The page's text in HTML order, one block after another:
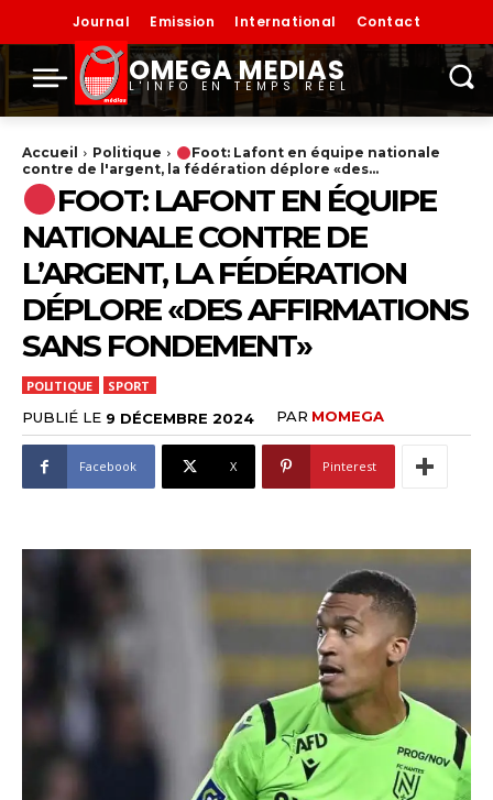
Journal Emission International Contact
OMEGA MEDIAS
L'INFO EN TEMPS RÉEL
Accueil Politique
Foot: Lafont en équipe nationale
contre de l'argent, la fédération déplore «des...
FOOT: LAFONT EN ÉQUIPE
NATIONALE CONTRE DE
L’ARGENT, LA FÉDÉRATION
DÉPLORE «DES AFFIRMATIONS
SANS FONDEMENT»
POLITIQUE SPORT
PUBLIÉ LE 9 DÉCEMBRE 2024 PAR MOMEGA
Facebook X Pinterest